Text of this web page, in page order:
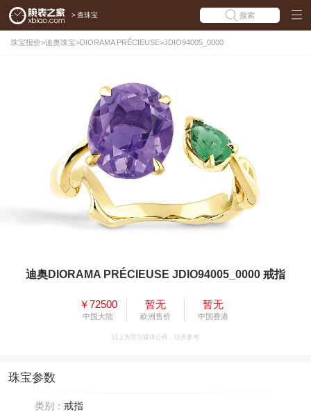
> 查珠宝 搜索
珠宝报价>迪奥珠宝>DIORAMA PRÉCIEUSE>JDIO94005_0000
迪奥DIORAMA PRÉCIEUSE JDIO94005_0000 戒指
￥72500
中国大陆
暂无
欧洲售价
暂无
中国香港
以上为官方媒体公价，仅供参考
珠宝参数
类别： 戒指